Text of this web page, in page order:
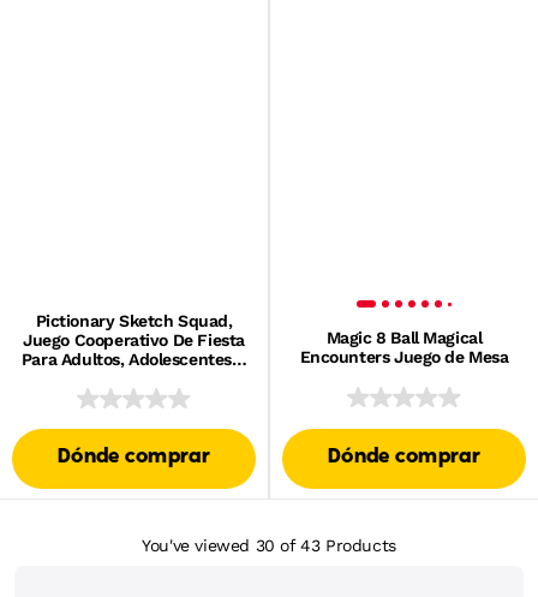
Pictionary Sketch Squad,
Juego Cooperativo De Fiesta
Para Adultos, Adolescentes Y
De Pistas
Dónde comprar
Magic 8 Ball Magical
Encounters Juego de Mesa
Dónde comprar
You've viewed 30of 43Products